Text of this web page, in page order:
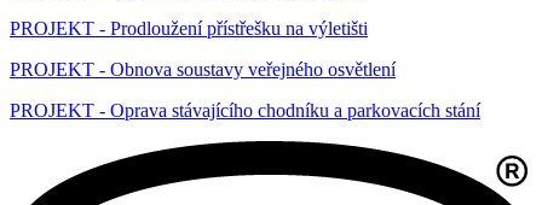
PROJEKT - Prodloužení přístřešku na výletišti
PROJEKT - Obnova soustavy veřejného osvětlení
PROJEKT - Oprava stávajícího chodníku a parkovacích stání